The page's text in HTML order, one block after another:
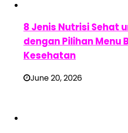
8 Jenis Nutrisi Sehat
dengan Pilihan Menu
Kesehatan
June 20, 2026